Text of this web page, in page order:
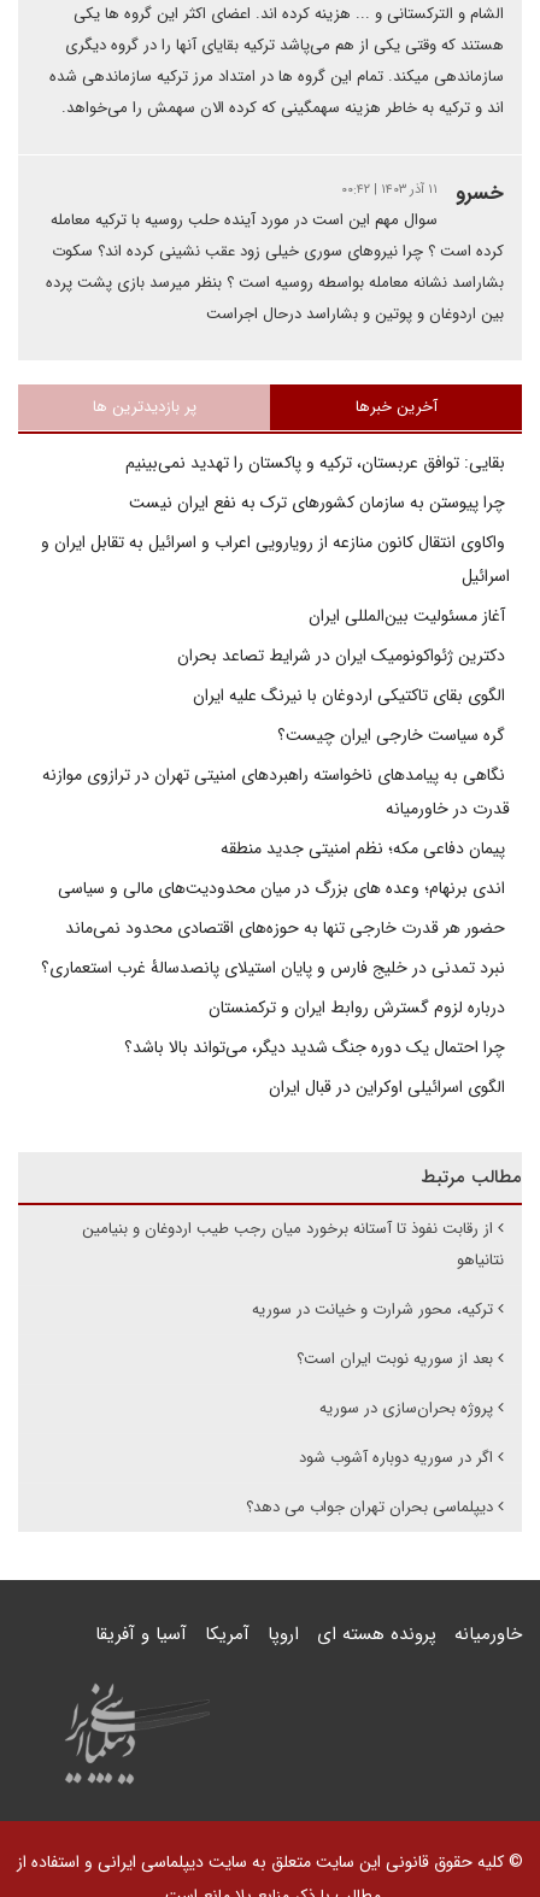
الشام و الترکستانی و ... هزینه کرده اند. اعضای اکثر این گروه ها یکی
هستند که وقتی یکی از هم می‌پاشد ترکیه بقایای آنها را در گروه دیگری
سازماندهی میکند. تمام این گروه ها در امتداد مرز ترکیه سازماندهی شده
اند و ترکیه به خاطر هزینه سهمگینی که کرده الان سهمش را می‌خواهد.
خسرو ۱۱ آذر ۱۴۰۳ | ۰۰:۴۲
سوال مهم این است در مورد آینده حلب روسیه با ترکیه معامله
کرده است ؟ چرا نیروهای سوری خیلی زود عقب نشینی کرده اند؟ سکوت
بشاراسد نشانه معامله بواسطه روسیه است ؟ بنظر میرسد بازی پشت پرده
بین اردوغان و پوتین و بشاراسد درحال اجراست
آخرین خبرها پر بازدیدترین ها
بقایی: توافق عربستان، ترکیه و پاکستان را تهدید نمی‌بینیم
چرا پیوستن به سازمان کشورهای ترک به نفع ایران نیست
واکاوی انتقال کانون منازعه از رویارویی اعراب و اسرائیل به تقابل ایران و
اسرائیل
آغاز مسئولیت بین‌المللی ایران
دکترین ژئواکونومیک ایران در شرایط تصاعد بحران
الگوی بقای تاکتیکی اردوغان با نیرنگ علیه ایران
گره سیاست خارجی ایران چیست؟
نگاهی به پیامدهای ناخواسته راهبردهای امنیتی تهران در ترازوی موازنه
قدرت در خاورمیانه
پیمان دفاعی مکه؛ نظم امنیتی جدید منطقه
اندی برنهام؛ وعده های بزرگ در میان محدودیت‌های مالی و سیاسی
حضور هر قدرت خارجی تنها به حوزه‌های اقتصادی محدود نمی‌ماند
نبرد تمدنی در خلیج فارس و پایان استیلای پانصدسالۀ غرب استعماری؟
درباره لزوم گسترش روابط ایران و ترکمنستان
چرا احتمال یک دوره جنگ شدید دیگر، می‌تواند بالا باشد؟
الگوی اسرائیلی اوکراین در قبال ایران
مطالب مرتبط
از رقابت نفوذ تا آستانه برخورد میان رجب طیب اردوغان و بنیامین
نتانیاهو
ترکیه، محور شرارت و خیانت در سوریه
بعد از سوریه نوبت ایران است؟
پروژه بحران‌سازی در سوریه
اگر در سوریه دوباره آشوب شود
دیپلماسی بحران تهران جواب می دهد؟
خاورمیانه پرونده هسته ای اروپا آمریکا آسیا و آفریقا
© کلیه حقوق قانونی این سایت متعلق به سایت دیپلماسی ایرانی و استفاده از